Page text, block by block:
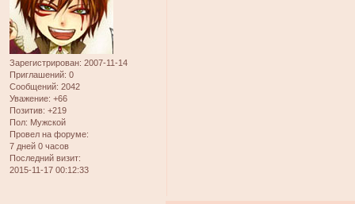
Зарегистрирован: 2007-11-14
Приглашений: 0
Сообщений: 2042
Уважение: +66
Позитив: +219
Пол: Мужской
Провел на форуме:
7 дней 0 часов
Последний визит:
2015-11-17 00:12:33